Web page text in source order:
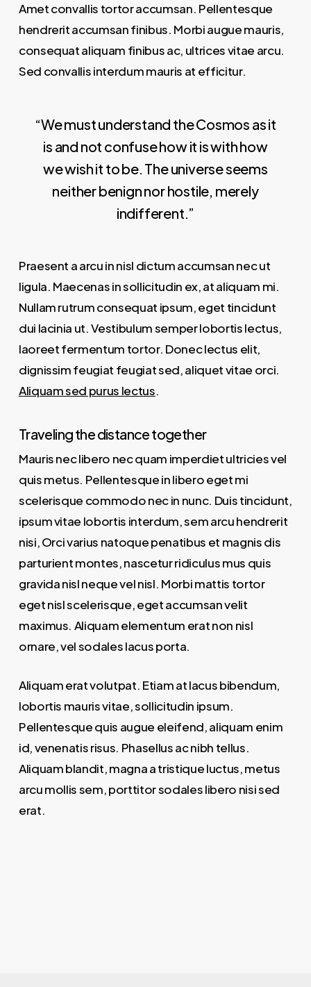
Amet convallis tortor accumsan. Pellentesque
hendrerit accumsan finibus. Morbi augue mauris,
consequat aliquam finibus ac, ultrices vitae arcu.
Sed convallis interdum mauris at efficitur.
“We must understand the Cosmos as it
is and not confuse how it is with how
we wish it to be. The universe seems
neither benign nor hostile, merely
indifferent.”
Praesent a arcu in nisl dictum accumsan nec ut
ligula. Maecenas in sollicitudin ex, at aliquam mi.
Nullam rutrum consequat ipsum, eget tincidunt
dui lacinia ut. Vestibulum semper lobortis lectus,
laoreet fermentum tortor. Donec lectus elit,
dignissim feugiat feugiat sed, aliquet vitae orci.
Aliquam sed purus lectus.
Traveling the distance together
Mauris nec libero nec quam imperdiet ultricies vel
quis metus. Pellentesque in libero eget mi
scelerisque commodo nec in nunc. Duis tincidunt,
ipsum vitae lobortis interdum, sem arcu hendrerit
nisi, Orci varius natoque penatibus et magnis dis
parturient montes, nascetur ridiculus mus quis
gravida nisl neque vel nisl. Morbi mattis tortor
eget nisl scelerisque, eget accumsan velit
maximus. Aliquam elementum erat non nisl
ornare, vel sodales lacus porta.
Aliquam erat volutpat. Etiam at lacus bibendum,
lobortis mauris vitae, sollicitudin ipsum.
Pellentesque quis augue eleifend, aliquam enim
id, venenatis risus. Phasellus ac nibh tellus.
Aliquam blandit, magna a tristique luctus, metus
arcu mollis sem, porttitor sodales libero nisi sed
erat.